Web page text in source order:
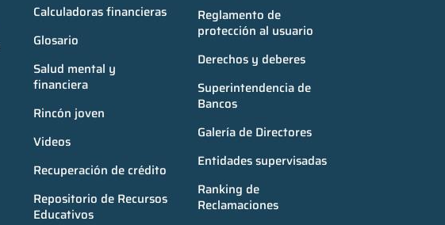
Calculadoras financieras
Glosario
Salud mental y
financiera
Rincón joven
Videos
Recuperación de crédito
Repositorio de Recursos
Educativos
Reglamento de
protección al usuario
Derechos y deberes
Superintendencia de
Bancos
Galería de Directores
Entidades supervisadas
Ranking de
Reclamaciones